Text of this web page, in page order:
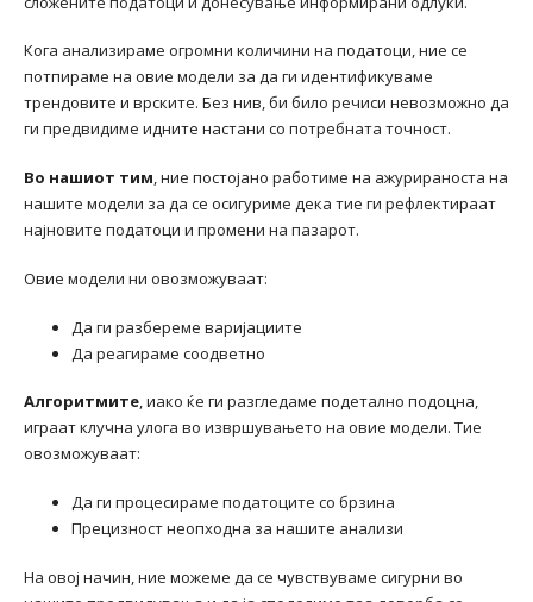
Кога анализираме огромни количини на податоци, ние се
потпираме на овие модели за да ги идентификуваме
трендовите и врските. Без нив, би било речиси невозможно да
ги предвидиме идните настани со потребната точност.
Во нашиот тим, ние постојано работиме на ажурираноста на
нашите модели за да се осигуриме дека тие ги рефлектираат
најновите податоци и промени на пазарот.
Овие модели ни овозможуваат:
Да ги разбереме варијациите
Да реагираме соодветно
Алгоритмите, иако ќе ги разгледаме подетално подоцна,
играат клучна улога во извршувањето на овие модели. Тие
овозможуваат:
Да ги процесираме податоците со брзина
Прецизност неопходна за нашите анализи
На овој начин, ние можеме да се чувствуваме сигурни во